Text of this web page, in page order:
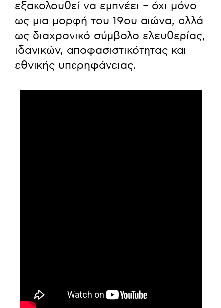
εξακολουθεί να εμπνέει – όχι μόνο
ως μια μορφή του 19ου αιώνα, αλλά
ως διαχρονικό σύμβολο ελευθερίας,
ιδανικών, αποφασιστικότητας και
εθνικής υπερηφάνειας.